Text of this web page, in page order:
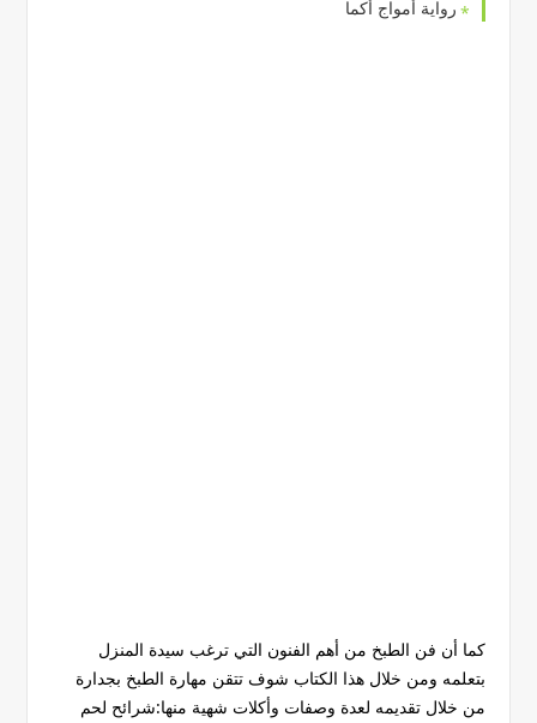
رواية أمواج أكما
كما أن فن الطبخ من أهم الفنون التي ترغب سيدة المنزل
بتعلمه ومن خلال هذا الكتاب شوف تتقن مهارة الطبخ بجدارة
من خلال تقديمه لعدة وصفات وأكلات شهية منها:شرائح لحم